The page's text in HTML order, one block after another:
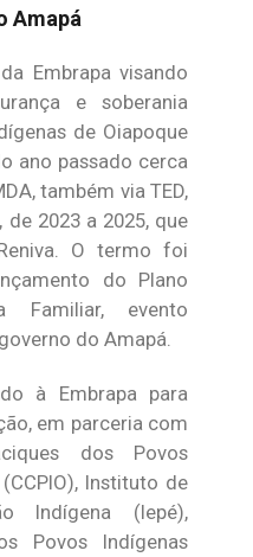
Amapá
Embrapa visando
e soberania
de Oiapoque
ano passado cerca
também via TED,
2023 a 2025, que
O termo foi
do Plano
Familiar, evento
do Amapá.
à Embrapa para
em parceria com
dos Povos
Instituto de
Indígena (Iepé),
Povos Indígenas